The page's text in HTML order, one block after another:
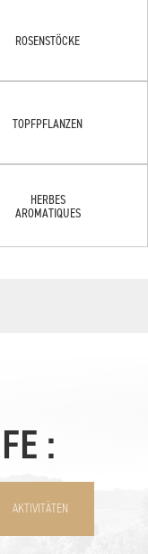
ROSENSTÖCKE
TOPFPFLANZEN
HERBES
AROMATIQUES
:
AKTIVITÄTEN